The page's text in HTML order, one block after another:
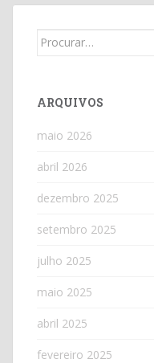
Search
ARQUIVOS
maio 2026
abril 2026
dezembro 2025
setembro 2025
julho 2025
maio 2025
abril 2025
fevereiro 2025